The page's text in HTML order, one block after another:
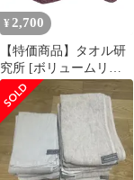
¥ 2,700
【特価商品】タオル研
究所 [ボリュームリッ
チ] #003 バスタオル デ
ィープパープル 2枚セ
ット ホテル仕様 厚手
ふかふか ボリューム 高
速吸水 耐久性 綿100%
480GSM